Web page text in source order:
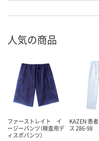
人気の商品
ファーストレイト イ
ージーパンツ（検査用デ
ィスポパンツ）
KAZEN 患
ス 286-98